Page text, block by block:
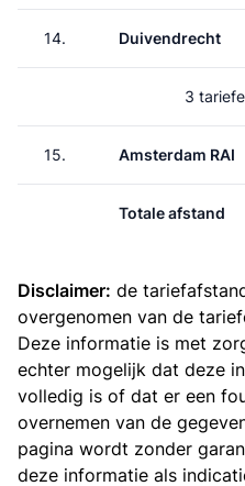
14. Duivendrecht
3
15. Amsterdam RAI
Totale afstand
Disclaimer: de
overgenomen van de
Deze informatie is met
echter mogelijk dat deze
volledig is of dat er een
overnemen van de
pagina wordt zonder
deze informatie als